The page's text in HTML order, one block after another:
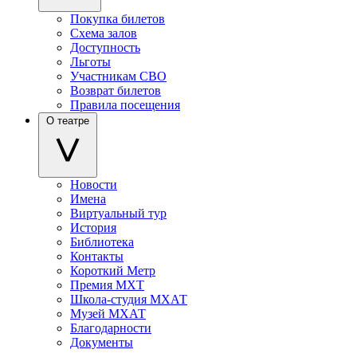
Покупка билетов
Схема залов
Доступность
Льготы
Участникам СВО
Возврат билетов
Правила посещения
О театре
Новости
Имена
Виртуальный тур
История
Библиотека
Контакты
Короткий Метр
Премия МХТ
Школа-студия МХАТ
Музей МХАТ
Благодарности
Документы